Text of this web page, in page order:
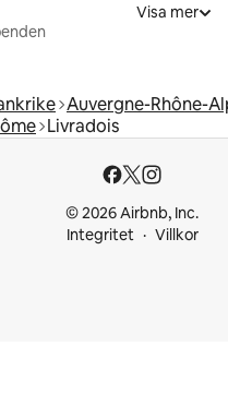
Visa mer
Auvergne-Rhône-
Livradois
© 2026 Airbnb, Inc.
Integritet
Villkor